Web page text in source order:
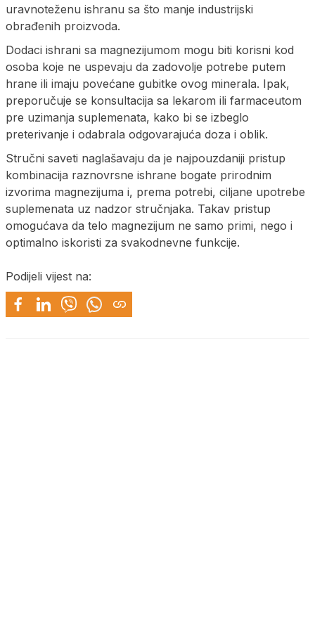
uravnoteženu ishranu sa što manje industrijski
obrađenih proizvoda.
Dodaci ishrani sa magnezijumom mogu biti korisni kod
osoba koje ne uspevaju da zadovolje potrebe putem
hrane ili imaju povećane gubitke ovog minerala. Ipak,
preporučuje se konsultacija sa lekarom ili farmaceutom
pre uzimanja suplemenata, kako bi se izbeglo
preterivanje i odabrala odgovarajuća doza i oblik.
Stručni saveti naglašavaju da je najpouzdaniji pristup
kombinacija raznovrsne ishrane bogate prirodnim
izvorima magnezijuma i, prema potrebi, ciljane upotrebe
suplemenata uz nadzor stručnjaka. Takav pristup
omogućava da telo magnezijum ne samo primi, nego i
optimalno iskoristi za svakodnevne funkcije.
Podijeli vijest na: